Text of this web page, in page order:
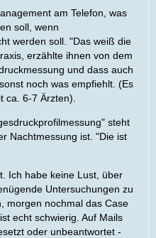
am Telefon, was
soll, wenn
werden soll. "Das weiß die
erzählte ihnen von dem
und dass auch
noch was empfiehlt. (Es
ca. 6-7 Ärzten).
steht
Nachtmessung ist. "Die ist
Ich habe keine Lust, über
Untersuchungen zu
morgen nochmal das Case
echt schwierig. Auf Mails
oder unbeantwortet -